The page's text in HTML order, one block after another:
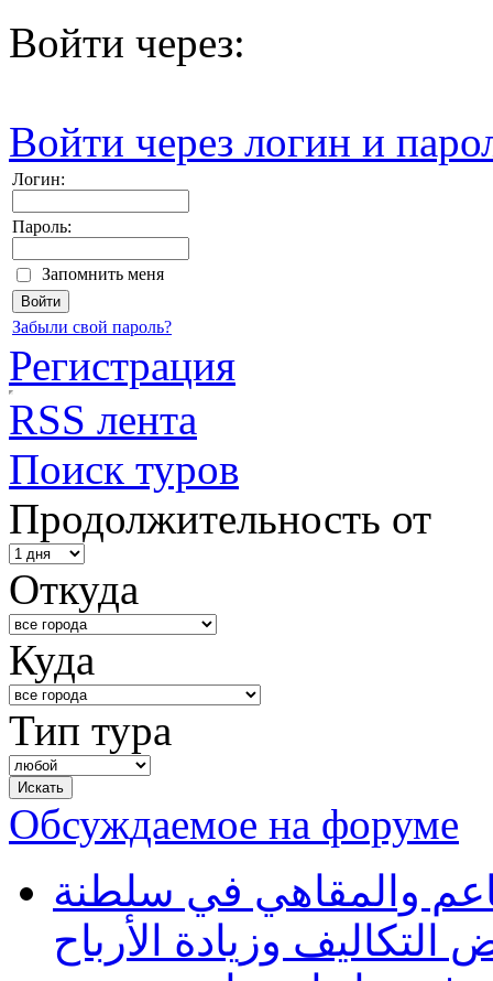
Войти через:
Войти через логин и
Логин:
Пароль:
Запомнить меня
Забыли свой пароль?
Регистрация
RSS лента
Поиск туров
Продолжительность от
Откуда
Куда
Тип тура
Обсуждаемое на форуме
والمقاهي في سلطنة
وزيادة الأرباح